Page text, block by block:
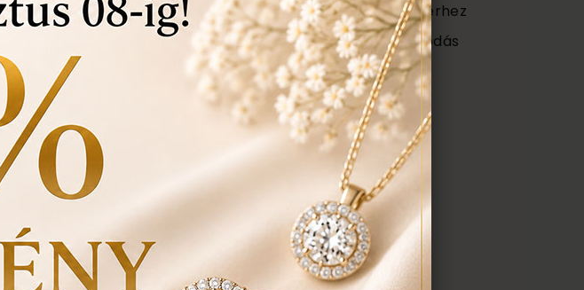
Ékszertartó doboz és ajándék tartó táska minden ékszerhez
Évente 1 alkalommal ingyenes ellenőrzés, rejtett károsodás
történt-e , mozgó kő, repedés a gyűrűn stb. Az általunk
felfedezett hibákat ingyenesen javítjuk.
ÉRDEKEL A TERMÉK, AJÁNLATOT KÉREK
darab
anyaga: